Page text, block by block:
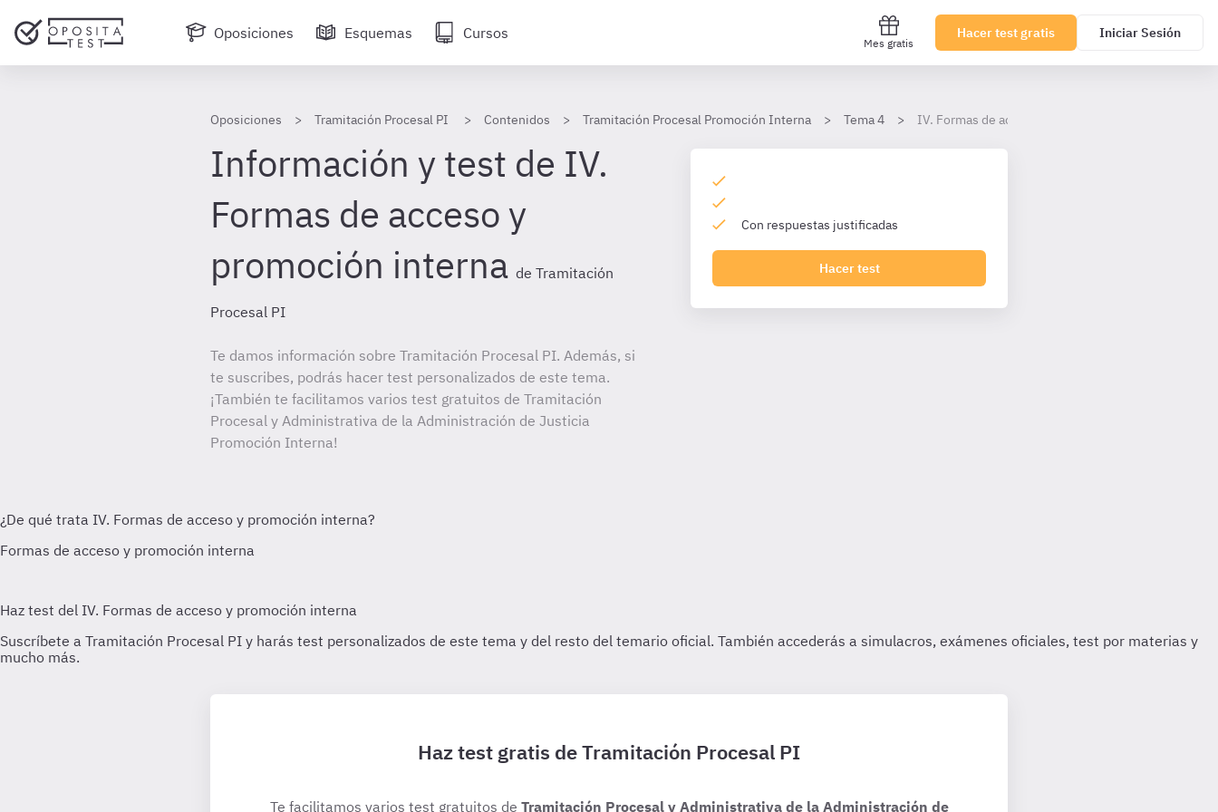
Oposiciones Esquemas Cursos
Mes gratis
Hacer test gratis Iniciar Sesión
Oposiciones Tramitación Procesal PI Contenidos Tramitación Procesal Promoción Interna Tema 4 IV. Formas de acceso y promoción interna
Información y test de IV.
Formas de acceso y
promoción interna de Tramitación
Procesal PI
Te damos información sobre Tramitación Procesal PI. Además, si
te suscribes, podrás hacer test personalizados de este tema.
¡También te facilitamos varios test gratuitos de Tramitación
Procesal y Administrativa de la Administración de Justicia
Promoción Interna!
Con respuestas justificadas
Hacer test
Haz test gratis de Tramitación Procesal PI
Te facilitamos varios test gratuitos de Tramitación Procesal y Administrativa de la Administración de